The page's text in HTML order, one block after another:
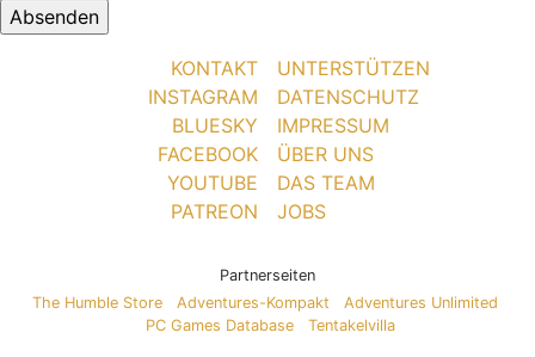
KONTAKT
INSTAGRAM
BLUESKY
FACEBOOK
YOUTUBE
PATREON
UNTERSTÜTZEN
DATENSCHUTZ
IMPRESSUM
ÜBER UNS
DAS TEAM
JOBS
Partnerseiten
The Humble Store
Adventures-Kompakt
Adventures Unlimited
PC Games Database
Tentakelvilla